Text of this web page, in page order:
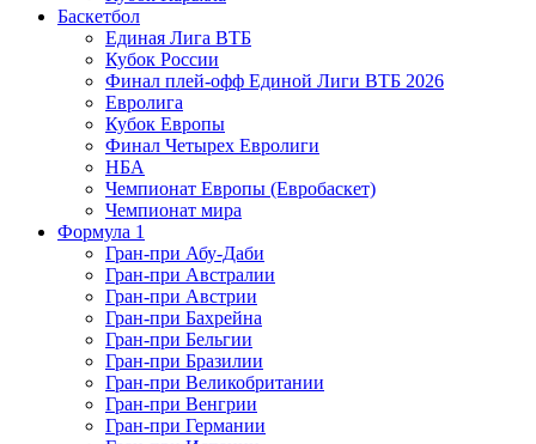
Баскетбол
Единая Лига ВТБ
Кубок России
Финал плей-офф Единой Лиги ВТБ 2026
Евролига
Кубок Европы
Финал Четырех Евролиги
НБА
Чемпионат Европы (Евробаскет)
Чемпионат мира
Формула 1
Гран-при Абу-Даби
Гран-при Австралии
Гран-при Австрии
Гран-при Бахрейна
Гран-при Бельгии
Гран-при Бразилии
Гран-при Великобритании
Гран-при Венгрии
Гран-при Германии